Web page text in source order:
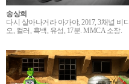
송상희
다시 살아나거라 아가야, 2017, 3채널 비디
오, 컬러, 흑백, 유성, 17분. MMCA 소장.